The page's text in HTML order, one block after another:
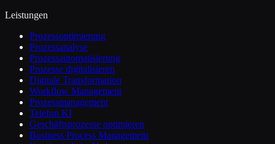
Leistungen
Prozessoptimierung
Prozessanalyse
Prozessautomatisierung
Prozesse digitalisieren
Digitale Transformation
Workflow Management
Prozessmanagement
Telefon KI
Geschäftsprozesse optimieren
Business Process Management